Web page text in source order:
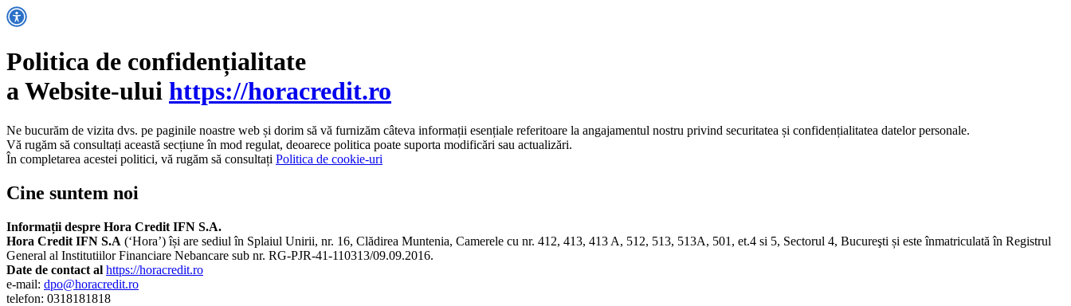
Politica de confidențialitate
a Website-ului https://horacredit.ro
Ne bucurăm de vizita dvs. pe paginile noastre web și dorim să vă furnizăm câteva informații esențiale referitoare la angajamentul nostru privind securitatea și confidențialitatea datelor personale.
Vă rugăm să consultați această secțiune în mod regulat, deoarece politica poate suporta modificări sau actualizări.
În completarea acestei politici, vă rugăm să consultați Politica de cookie-uri
Cine suntem noi
Informații despre Hora Credit IFN S.A.
Hora Credit IFN S.A (‘Hora’) își are sediul în Splaiul Unirii, nr. 16, Clădirea Muntenia, Camerele cu nr. 412, 413, 413 A, 512, 513, 513A, 501, et.4 si 5, Sectorul 4, Bucureşti și este înmatriculată în Registrul
General al Institutiilor Financiare Nebancare sub nr. RG-PJR-41-110313/09.09.2016.
Date de contact al https://horacredit.ro
e-mail: dpo@horacredit.ro
telefon: 0318181818